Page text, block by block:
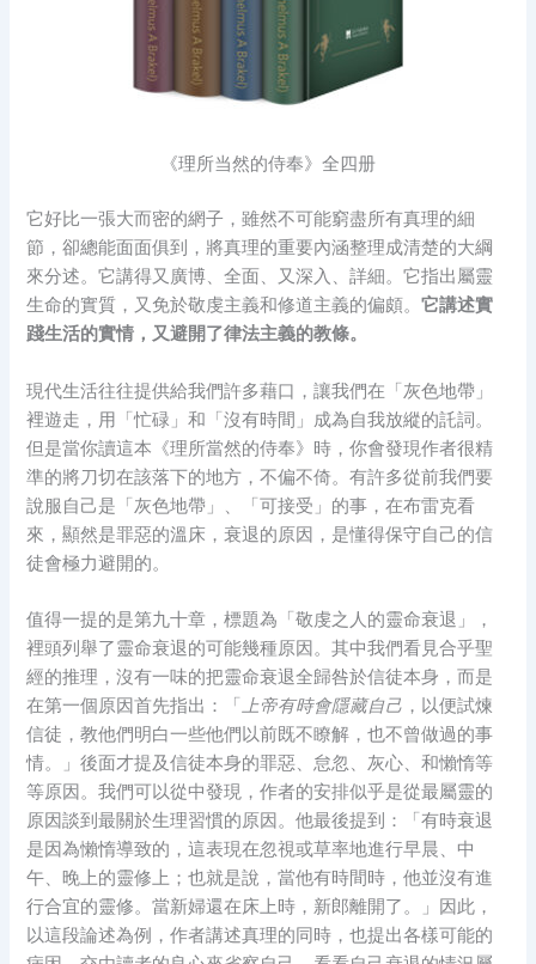
《理所当然的侍奉》全四册
它好比一張大而密的網子，雖然不可能窮盡所有真理的細
節，卻總能面面俱到，將真理的重要內涵整理成清楚的大綱
來分述。它講得又廣博、全面、又深入、詳細。它指出屬靈
生命的實質，又免於敬虔主義和修道主義的偏頗。它講述實
踐生活的實情，又避開了律法主義的教條。
現代生活往往提供給我們許多藉口，讓我們在「灰色地帶」
裡遊走，用「忙碌」和「沒有時間」成為自我放縱的託詞。
但是當你讀這本《理所當然的侍奉》時，你會發現作者很精
準的將刀切在該落下的地方，不偏不倚。有許多從前我們要
說服自己是「灰色地帶」、「可接受」的事，在布雷克看
來，顯然是罪惡的溫床，衰退的原因，是懂得保守自己的信
徒會極力避開的。
值得一提的是第九十章，標題為「敬虔之人的靈命衰退」，
裡頭列舉了靈命衰退的可能幾種原因。其中我們看見合乎聖
經的推理，沒有一味的把靈命衰退全歸咎於信徒本身，而是
在第一個原因首先指出：「上帝有時會隱藏自己 ，以便試煉
信徒，教他們明白一些他們以前既不瞭解，也不曾做過的事
情。」後面才提及信徒本身的罪惡、怠忽、灰心、和懶惰等
等原因。我們可以從中發現，作者的安排似乎是從最屬靈的
原因談到最關於生理習慣的原因。他最後提到：「有時衰退
是因為懶惰導致的，這表現在忽視或草率地進行早晨、中
午、晚上的靈修上；也就是說，當他有時間時，他並沒有進
行合宜的靈修。當新婦還在床上時，新郎離開了。」因此，
以這段論述為例，作者講述真理的同時，也提出各樣可能的